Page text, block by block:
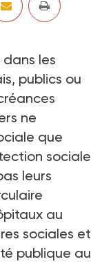
les
publics ou
ne
que
sociale
leurs
au
sociales et
publique au